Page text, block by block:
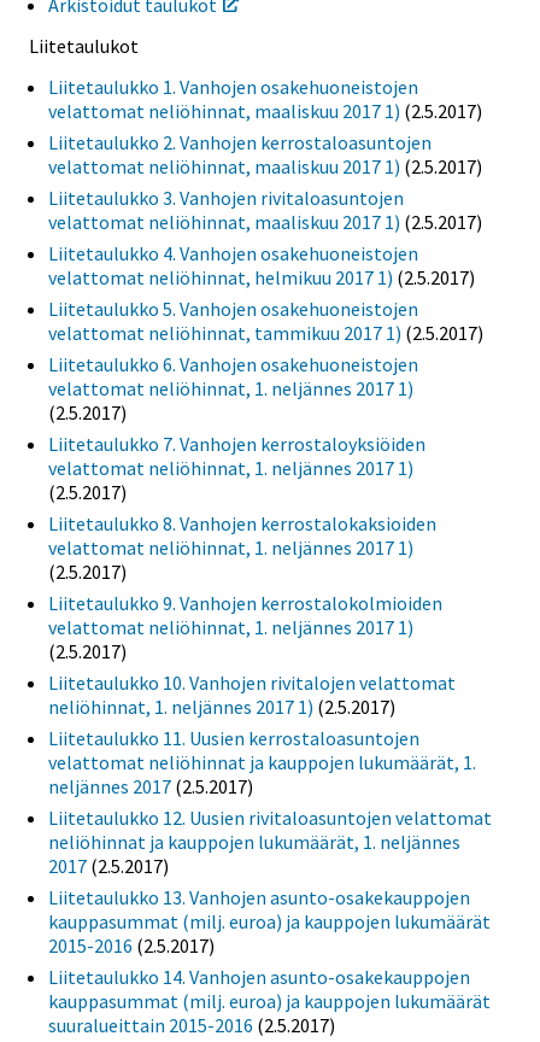
Liitetaulukot
Liitetaulukko 1. Vanhojen osakehuoneistojen
velattomat neliöhinnat, maaliskuu 2017 1) (2.5.2017)
Liitetaulukko 2. Vanhojen kerrostaloasuntojen
velattomat neliöhinnat, maaliskuu 2017 1) (2.5.2017)
Liitetaulukko 3. Vanhojen rivitaloasuntojen
velattomat neliöhinnat, maaliskuu 2017 1) (2.5.2017)
Liitetaulukko 4. Vanhojen osakehuoneistojen
velattomat neliöhinnat, helmikuu 2017 1) (2.5.2017)
Liitetaulukko 5. Vanhojen osakehuoneistojen
velattomat neliöhinnat, tammikuu 2017 1) (2.5.2017)
Liitetaulukko 6. Vanhojen osakehuoneistojen
velattomat neliöhinnat, 1. neljännes 2017 1)
(2.5.2017)
Liitetaulukko 7. Vanhojen kerrostaloyksiöiden
velattomat neliöhinnat, 1. neljännes 2017 1)
(2.5.2017)
Liitetaulukko 8. Vanhojen kerrostalokaksioiden
velattomat neliöhinnat, 1. neljännes 2017 1)
(2.5.2017)
Liitetaulukko 9. Vanhojen kerrostalokolmioiden
velattomat neliöhinnat, 1. neljännes 2017 1)
(2.5.2017)
Liitetaulukko 10. Vanhojen rivitalojen velattomat
neliöhinnat, 1. neljännes 2017 1) (2.5.2017)
Liitetaulukko 11. Uusien kerrostaloasuntojen
velattomat neliöhinnat ja kauppojen lukumäärät, 1.
neljännes 2017 (2.5.2017)
Liitetaulukko 12. Uusien rivitaloasuntojen velattomat
neliöhinnat ja kauppojen lukumäärät, 1. neljännes
2017 (2.5.2017)
Liitetaulukko 13. Vanhojen asunto-osakekauppojen
kauppasummat (milj. euroa) ja kauppojen lukumäärät
2015-2016 (2.5.2017)
Liitetaulukko 14. Vanhojen asunto-osakekauppojen
kauppasummat (milj. euroa) ja kauppojen lukumäärät
suuralueittain 2015-2016 (2.5.2017)